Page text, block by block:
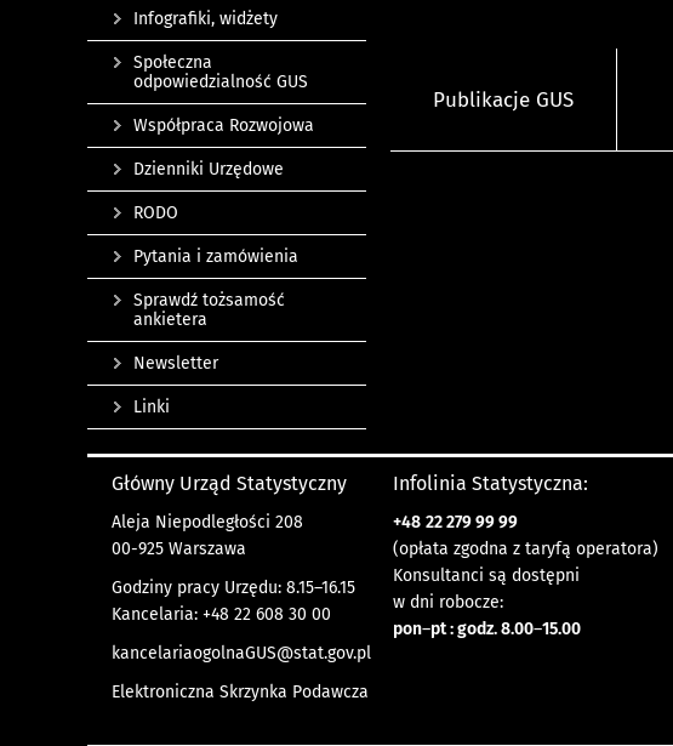
Publikacje GUS
Infografiki, widżety
Społeczna
odpowiedzialność GUS
Współpraca Rozwojowa
Dzienniki Urzędowe
RODO
Pytania i zamówienia
Sprawdź tożsamość
ankietera
Newsletter
Linki
Główny Urząd Statystyczny
Aleja Niepodległości 208
00-925 Warszawa
Godziny pracy Urzędu: 8.15–16.15
Kancelaria: +48 22 608 30 00
kancelariaogolnaGUS@stat.gov.pl
Elektroniczna Skrzynka Podawcza
Infolinia Statystyczna:
+48 22 279 99 99
(opłata zgodna z taryfą operatora)
Konsultanci są dostępni
w dni robocze:
pon–pt : godz. 8.00–15.00